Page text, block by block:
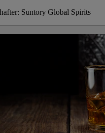
Suntory Global Spirits